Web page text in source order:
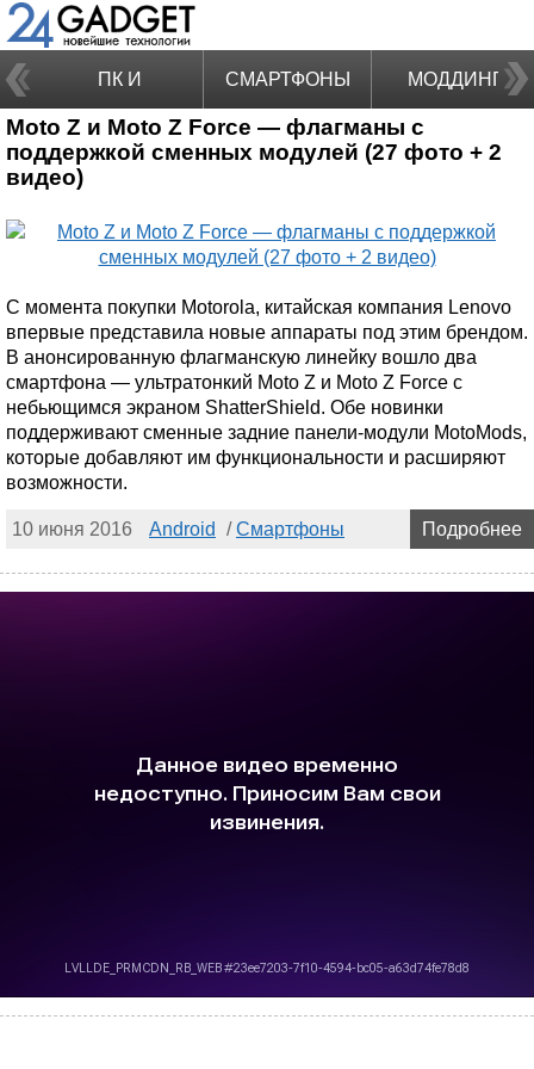
ПК И
НОУТБУКИ
СМАРТФОНЫ МОДДИНГ
Moto Z и Moto Z Force — флагманы с
поддержкой сменных модулей (27 фото + 2
видео)
С момента покупки Motorola, китайская компания Lenovo
впервые представила новые аппараты под этим брендом.
В анонсированную флагманскую линейку вошло два
смартфона — ультратонкий Moto Z и Moto Z Force с
небьющимся экраном ShatterShield. Обе новинки
поддерживают сменные задние панели-модули MotoMods,
которые добавляют им функциональности и расширяют
возможности.
10 июня 2016 Android /Смартфоны Подробнее